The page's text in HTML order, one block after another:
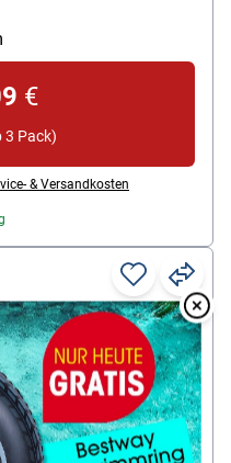
€
3 Pack)
& Versandkosten